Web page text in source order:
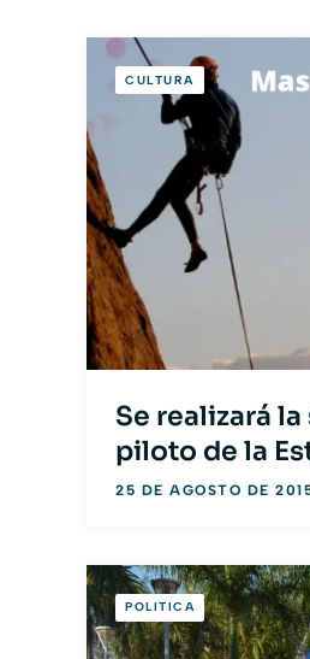
CULTURA
Se realizará
piloto de la
25 DE AGOSTO DE
POLITICA